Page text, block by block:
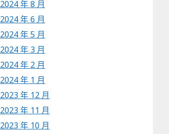
2024 年 8 月
2024 年 6 月
2024 年 5 月
2024 年 3 月
2024 年 2 月
2024 年 1 月
2023 年 12 月
2023 年 11 月
2023 年 10 月